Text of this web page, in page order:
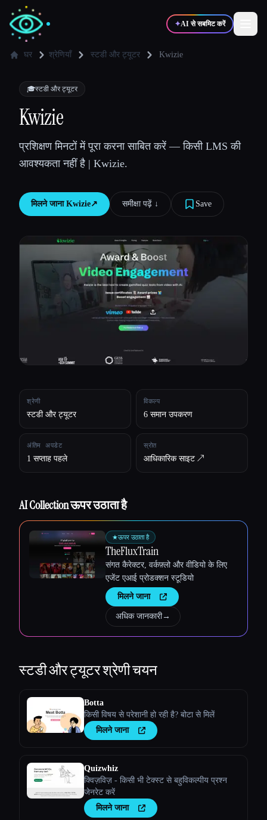
✦AI से सबमिट करें
✍️लेखक
💻
🎓विद्यार्थी
टूल्स की तुलना करें
सभी श्रेणियाँ
घर श्रेणियाँ स्टडी और ट्यूटर Kwizie
🎓स्टडी और ट्यूटर
Kwizie
प्रशिक्षण मिनटों में पूरा करना साबित करें — किसी LMS की
आवश्यकता नहीं है | Kwizie.
मिलने जाना Kwizie↗︎ समीक्षा पढ़ें ↓︎ Save
श्रेणी
स्टडी और ट्यूटर
विकल्प
6 समान उपकरण
अंतिम अपडेट
1 सप्ताह पहले
स्रोत
आधिकारिक साइट ↗︎
AI Collection ऊपर उठाता है
★ऊपर उठाता है
TheFluxTrain
संगत कैरेक्टर, वर्कफ़्लो और वीडियो के लिए
एजेंट एआई प्रोडक्शन स्टूडियो
मिलने जाना
अधिक जानकारी→
स्टडी और ट्यूटरश्रेणी चयन
Botta
किसी विषय से परेशानी हो रही है? बोटा से मिलें
मिलने जाना
Quizwhiz
क्विज़विज़ - किसी भी टेक्स्ट से बहुविकल्पीय प्रश्न
जेनरेट करें
मिलने जाना